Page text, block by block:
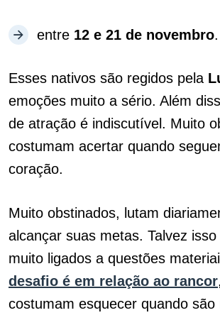
entre 12 e 21 de novembro.
Esses nativos são regidos pela
emoções muito a sério. Além
de atração é indiscutível. Muito
costumam acertar quando
coração.
Muito obstinados, lutam
alcançar suas metas. Talvez
muito ligados a questões
desafio é em relação ao rancor
costumam esquecer quando são